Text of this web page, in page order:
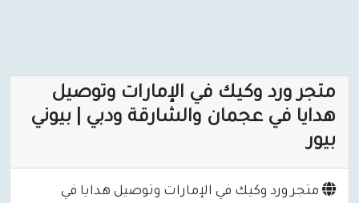
متجر ورد وكيك في الإمارات وتوصيل
هدايا في عجمان والشارقة ودبي | بيوني
بيور
متجر ورد وكيك في الإمارات وتوصيل هدايا في